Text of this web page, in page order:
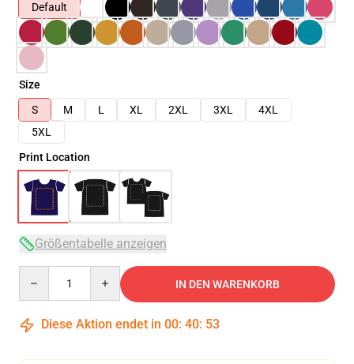
Default
Size
S
M L XL 2XL 3XL
4XL
5XL
Print Location
Größentabelle anzeigen
IN DEN WARENKORB
Diese Aktion endet in 00: 40: 53